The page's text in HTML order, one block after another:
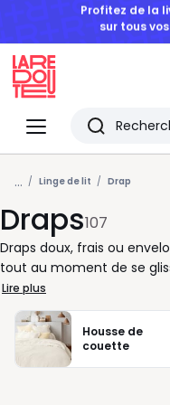
BONS PLANS |
Menu
Redoute
Rechercher
Les
derniers
articles
consultés
... Linge de lit Drap
Draps107
Draps doux, frais ou
tout au moment de se
agréable au quotidien, le
le tombé. Coton
lisse, gaze de coton
rafraîchissent : à vous de
bien adapté évite les
Lire plus
Housse de
couette